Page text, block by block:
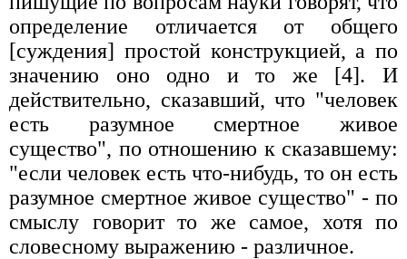
определение отличается от общего
[суждения] простой конструкцией, а по
значению оно одно и то же [4]. И
действительно, сказавший, что "человек
есть разумное смертное живое
существо", по отношению к сказавшему:
"если человек есть что-нибудь, то он есть
разумное смертное живое существо" - по
смыслу говорит то же самое, хотя по
словесному выражению - различное.